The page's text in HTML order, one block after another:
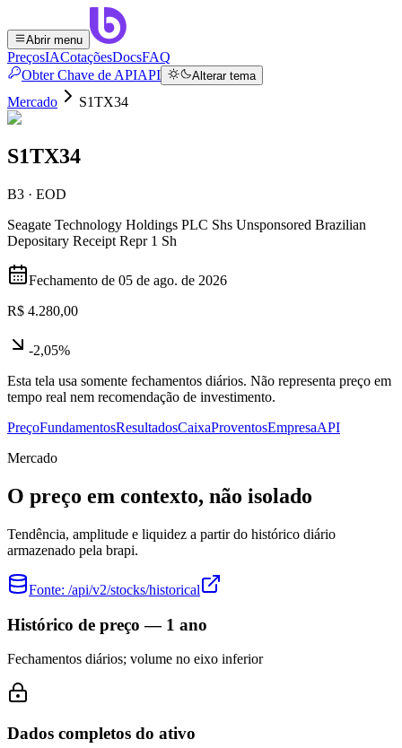
Abrir menu
PreçosIACotaçõesDocsFAQ
Obter Chave de APIAPI Alterar tema
Mercado S1TX34
S1TX34
B3 · EOD
Seagate Technology Holdings PLC Shs Unsponsored Brazilian
Depositary Receipt Repr 1 Sh
Fechamento de 05 de ago. de 2026
R$ 4.280,00
-2,05%
Esta tela usa somente fechamentos diários. Não representa preço em
tempo real nem recomendação de investimento.
PreçoFundamentosResultadosCaixaProventosEmpresaAPI
Mercado
O preço em contexto, não isolado
Tendência, amplitude e liquidez a partir do histórico diário
armazenado pela brapi.
Fonte: /api/v2/stocks/historical
Histórico de preço — 1 ano
Fechamentos diários; volume no eixo inferior
Dados completos do ativo